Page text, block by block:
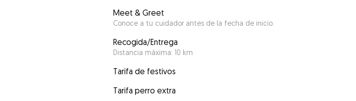
Meet & Greet
Conoce a tu cuidador antes de la fecha de inicio.
Recogida/Entrega
Distancia máxima: 10 km
Tarifa de festivos
Tarifa perro extra